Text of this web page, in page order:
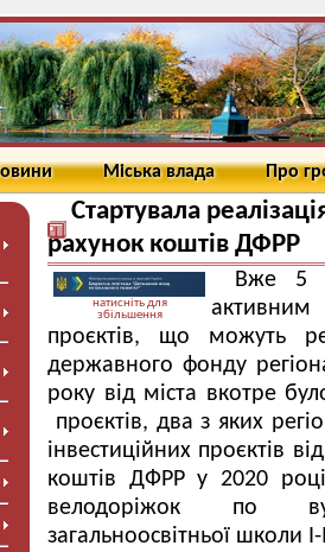
Міська влада Про
Стартувала
рахунок коштів ДФРР
натисніть для
збільшення
Вже 5
активним
проєктів, що можуть
державного фонду
року від міста вкотре
проєктів, два з яких
інвестиційних проєктів
коштів ДФРР у 2020
велодоріжок по
загальноосвітньої школи